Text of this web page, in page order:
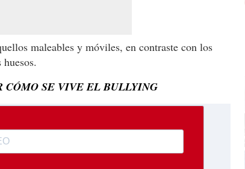
maleables y móviles, en contraste con los
CÓMO SE VIVE EL BULLYING